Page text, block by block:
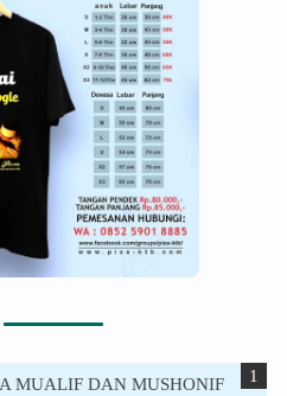
MUALIF DAN MUSHONIF